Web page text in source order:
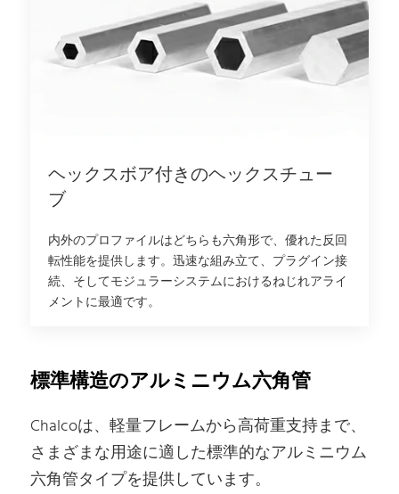
ヘックスボア付きのヘックスチュー
ブ
内外のプロファイルはどちらも六角形で、優れた反回
転性能を提供します。迅速な組み立て、プラグイン接
続、そしてモジュラーシステムにおけるねじれアライ
メントに最適です。
標準構造のアルミニウム六角管
Chalcoは、軽量フレームから高荷重支持まで、
さまざまな用途に適した標準的なアルミニウム
六角管タイプを提供しています。